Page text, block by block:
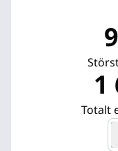
1
Totalt